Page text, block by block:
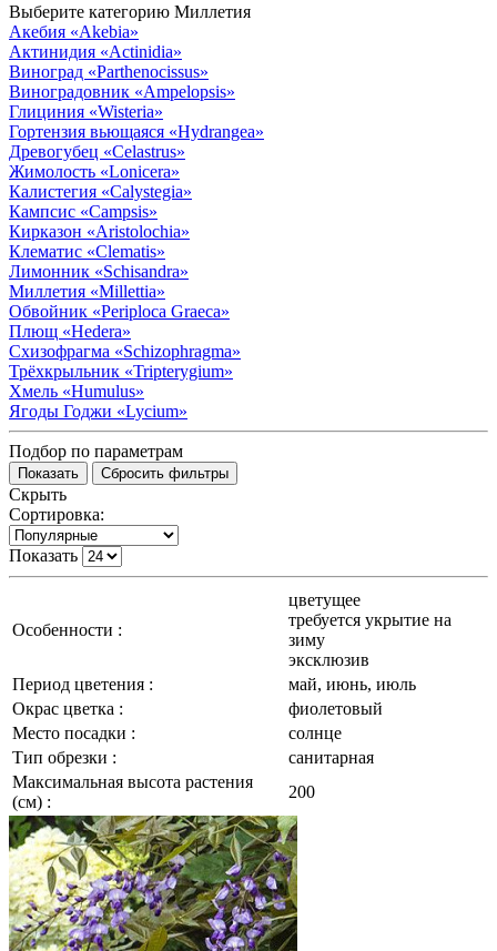
Выберите категорию Миллетия
Акебия «Akebia»
Актинидия «Actinidia»
Виноград «Parthenocissus»
Виноградовник «Ampelopsis»
Глициния «Wisteria»
Гортензия вьющаяся «Hydrangea»
Древогубец «Celastrus»
Жимолость «Lonicera»
Калистегия «Calystegia»
Кампсис «Campsis»
Кирказон «Aristolochia»
Клематис «Clematis»
Лимонник «Schisandra»
Миллетия «Millettia»
Обвойник «Periploca Graeca»
Плющ «Hedera»
Схизофрагма «Schizophragma»
Трёхкрыльник «Tripterygium»
Хмель «Humulus»
Ягоды Годжи «Lycium»
Подбор по параметрам
Скрыть
Сортировка:
Показать
Особенности :
цветущее
требуется укрытие на
зиму
эксклюзив
Период цветения :
май, июнь, июль
Окрас цветка :
фиолетовый
Место посадки :
солнце
Тип обрезки :
санитарная
Максимальная высота растения
(см) :
200